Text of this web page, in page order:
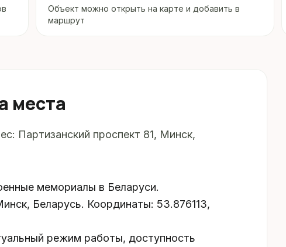
Объект можно открыть на карте и добавить в
маршрут
места
Партизанский проспект 81, Минск,
мемориалы в Беларуси.
Беларусь. Координаты: 53.876113,
режим работы, доступность